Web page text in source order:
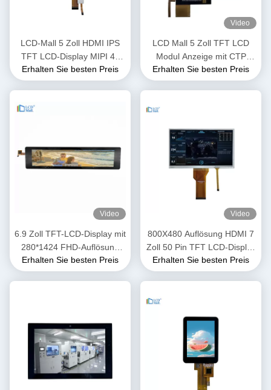
LCD-Mall 5 Zoll HDMI IPS
TFT LCD-Display MIPI 4L
Schnittstelle
Erhalten Sie besten Preis
Video
LCD Mall 5 Zoll TFT LCD
Modul Anzeige mit CTP
Touch Panel IPS Anzeige
400cd/M2
Erhalten Sie besten Preis
Video
6.9 Zoll TFT-LCD-Display mit
280*1424 FHD-Auflösung
MIPI-Schnittstelle
Erhalten Sie besten Preis
Video
800X480 Auflösung HDMI 7
Zoll 50 Pin TFT LCD-Display
RGB FPC-Schnittstelle
Erhalten Sie besten Preis